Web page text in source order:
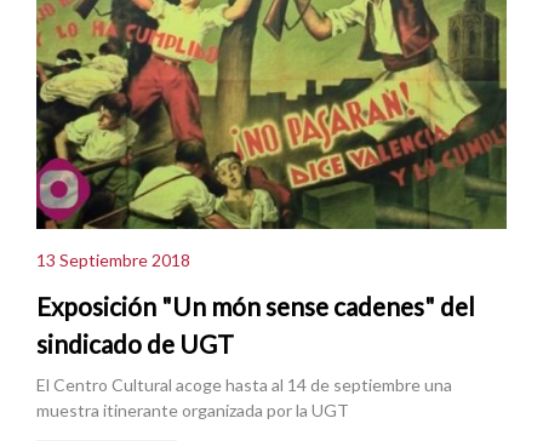
13 Septiembre 2018
Exposición "Un món sense cadenes" del
sindicado de UGT
El Centro Cultural acoge hasta al 14 de septiembre una
muestra itinerante organizada por la UGT